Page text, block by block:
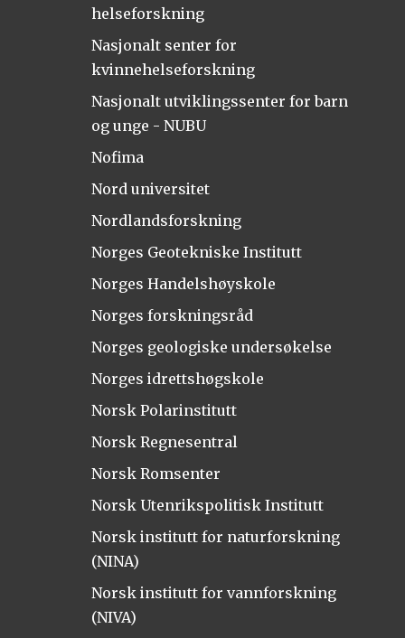
helseforskning
Nasjonalt senter for
kvinnehelseforskning
Nasjonalt utviklingssenter for barn
og unge - NUBU
Nofima
Nord universitet
Nordlandsforskning
Norges Geotekniske Institutt
Norges Handelshøyskole
Norges forskningsråd
Norges geologiske undersøkelse
Norges idrettshøgskole
Norsk Polarinstitutt
Norsk Regnesentral
Norsk Romsenter
Norsk Utenrikspolitisk Institutt
Norsk institutt for naturforskning
(NINA)
Norsk institutt for vannforskning
(NIVA)